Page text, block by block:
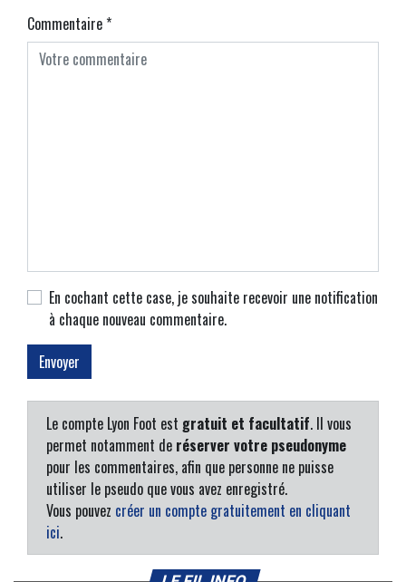
Commentaire*
En cochant cette case, je souhaite recevoir une notification
à chaque nouveau commentaire.
Le compte Lyon Foot est gratuit et facultatif. Il vous
permet notamment de réserver votre pseudonyme
pour les commentaires, afin que personne ne puisse
utiliser le pseudo que vous avez enregistré.
Vous pouvez créer un compte gratuitement en cliquant
ici.